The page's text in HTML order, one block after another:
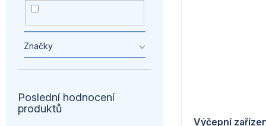
Medailonek -
Univerzální
Značky
Poslední hodnocení
produktů
Výčepní